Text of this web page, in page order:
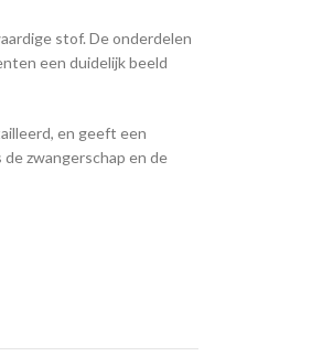
stof. De onderdelen
een duidelijk beeld
en geeft een
zwangerschap en de